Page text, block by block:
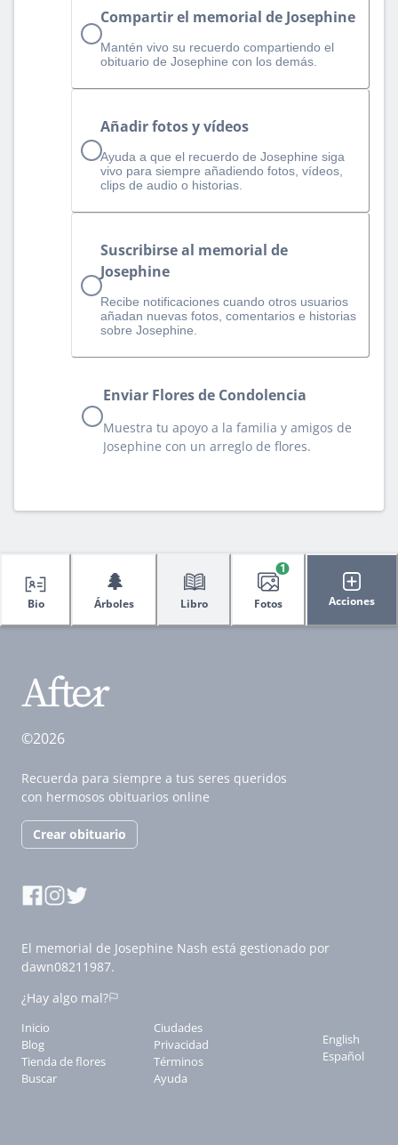
Compartir el memorial de Josephine
Mantén vivo su recuerdo compartiendo el
obituario de Josephine con los demás.
Añadir fotos y vídeos
Ayuda a que el recuerdo de Josephine siga
vivo para siempre añadiendo fotos, vídeos,
clips de audio o historias.
Suscribirse al memorial de
Josephine
Recibe notificaciones cuando otros usuarios
añadan nuevas fotos, comentarios e historias
sobre Josephine.
Enviar Flores de Condolencia
Muestra tu apoyo a la familia y amigos de
Josephine con un arreglo de flores.
Bio
🌲
Árboles Libro Fotos
1
Acciones
©2026
Recuerda para siempre a tus seres queridos
con hermosos obituarios online
Crear obituario
El memorial de Josephine Nash está gestionado por
dawn08211987.
¿Hay algo mal?
Inicio
Blog
Tienda de flores
Buscar
Ciudades
Privacidad
Términos
Ayuda
English
Español